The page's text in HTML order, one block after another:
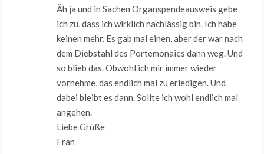
Äh ja und in Sachen Organspendeausweis gebe
ich zu, dass ich wirklich nachlässig bin. Ich habe
keinen mehr. Es gab mal einen, aber der war nach
dem Diebstahl des Portemonaies dann weg. Und
so blieb das. Obwohl ich mir immer wieder
vornehme, das endlich mal zu erledigen. Und
dabei bleibt es dann. Sollte ich wohl endlich mal
angehen.
Liebe Grüße
Fran